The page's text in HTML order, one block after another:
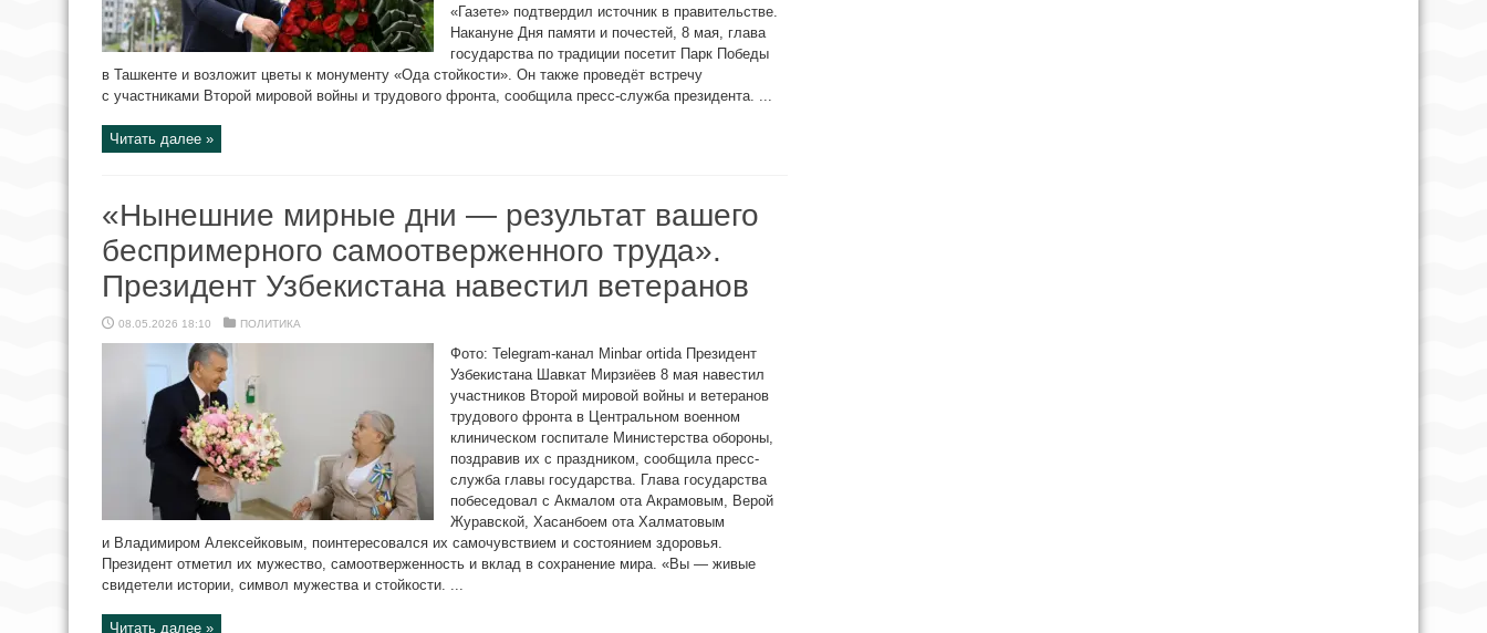
«Газете» подтвердил источник в правительстве.
Накануне Дня памяти и почестей, 8 мая, глава
государства по традиции посетит Парк Победы
в Ташкенте и возложит цветы к монументу «Ода стойкости». Он также проведёт встречу
с участниками Второй мировой войны и трудового фронта, сообщила пресс-служба президента. ...
Читать далее »
«Нынешние мирные дни — результат вашего
беспримерного самоотверженного труда».
Президент Узбекистана навестил ветеранов
08.05.2026 18:10 ПОЛИТИКА
Фото: Telegram-канал Minbar ortida Президент
Узбекистана Шавкат Мирзиёев 8 мая навестил
участников Второй мировой войны и ветеранов
трудового фронта в Центральном военном
клиническом госпитале Министерства обороны,
поздравив их с праздником, сообщила пресс-
служба главы государства. Глава государства
побеседовал с Акмалом ота Акрамовым, Верой
Журавской, Хасанбоем ота Халматовым
и Владимиром Алексейковым, поинтересовался их самочувствием и состоянием здоровья.
Президент отметил их мужество, самоотверженность и вклад в сохранение мира. «Вы — живые
свидетели истории, символ мужества и стойкости. ...
Читать далее »